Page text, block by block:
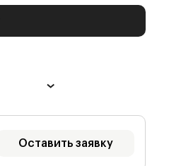
Оставить заявку